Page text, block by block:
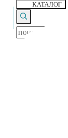
КАТАЛОГ